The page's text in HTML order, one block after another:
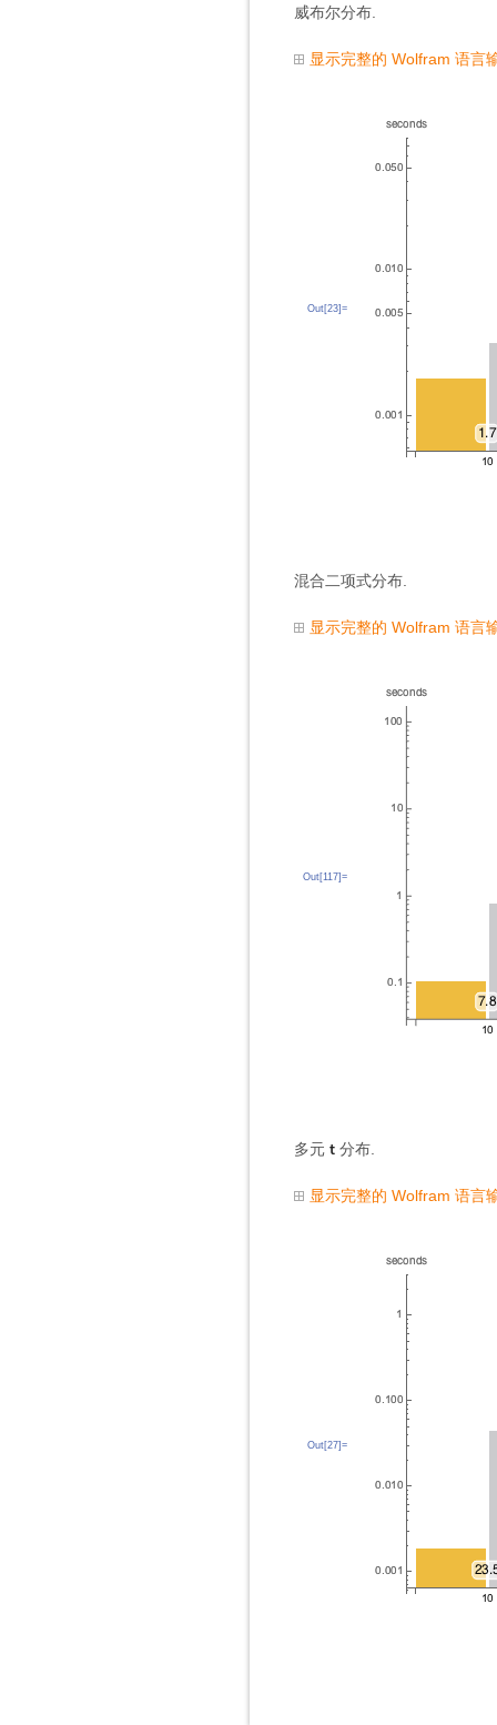
威布尔分布.
显示完整的 Wolfram 语言
Out[23]=
混合二项式分布.
显示完整的 Wolfram 语言
Out[117]=
多元 t 分布.
显示完整的 Wolfram 语言
Out[27]=